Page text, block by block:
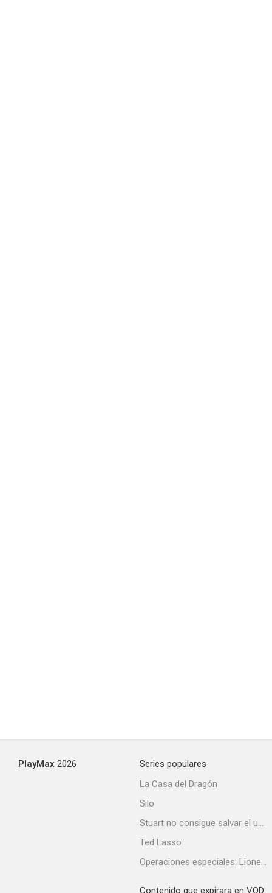
PlayMax 2026
Series populares
La Casa del Dragón
Silo
Stuart no consigue salvar el universo
Ted Lasso
Operaciones especiales: Lioness
Contenido que expirara en VOD